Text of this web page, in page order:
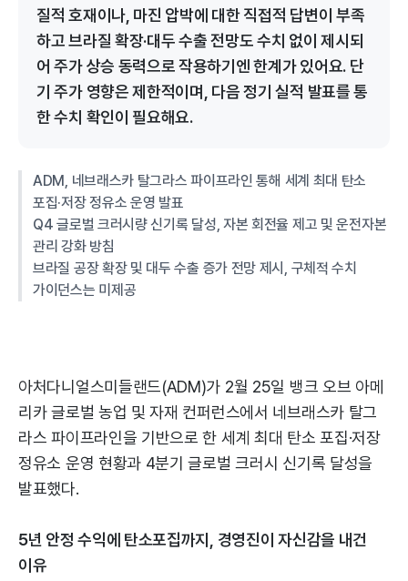
질적 호재이나, 마진 압박에 대한 직접적 답변이 부족
하고 브라질 확장·대두 수출 전망도 수치 없이 제시되
어 주가 상승 동력으로 작용하기엔 한계가 있어요. 단
기 주가 영향은 제한적이며, 다음 정기 실적 발표를 통
한 수치 확인이 필요해요.
ADM, 네브래스카 탈그라스 파이프라인 통해 세계 최대 탄소
포집·저장 정유소 운영 발표
Q4 글로벌 크러시량 신기록 달성, 자본 회전율 제고 및 운전자본
관리 강화 방침
브라질 공장 확장 및 대두 수출 증가 전망 제시, 구체적 수치
가이던스는 미제공
아처다니얼스미들랜드(ADM)가 2월 25일 뱅크 오브 아메
리카 글로벌 농업 및 자재 컨퍼런스에서 네브래스카 탈그
라스 파이프라인을 기반으로 한 세계 최대 탄소 포집·저장
정유소 운영 현황과 4분기 글로벌 크러시 신기록 달성을
발표했다.
5년 안정 수익에 탄소포집까지, 경영진이 자신감을 내건
이유